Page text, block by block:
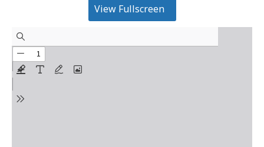
View Fullscreen